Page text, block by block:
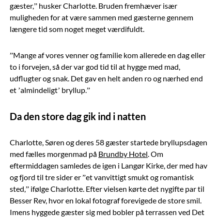
gæster,” husker Charlotte. Bruden fremhæver især
muligheden for at være sammen med gæsterne gennem
længere tid som noget meget værdifuldt.
”Mange af vores venner og familie kom allerede en dag eller
to i forvejen, så der var god tid til at hygge med mad,
udflugter og snak. Det gav en helt anden ro og nærhed end
et ’almindeligt’ bryllup.”
Da den store dag gik ind i natten
Charlotte, Søren og deres 58 gæster startede bryllupsdagen
med fælles morgenmad på Brundby Hotel. Om
eftermiddagen samledes de igen i Langør Kirke, der med hav
og fjord til tre sider er ”et vanvittigt smukt og romantisk
sted,” ifølge Charlotte. Efter vielsen kørte det nygifte par til
Besser Rev, hvor en lokal fotograf forevigede de store smil.
Imens hyggede gæster sig med bobler på terrassen ved Det